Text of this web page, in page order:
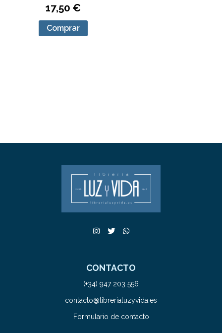
17,50 €
Comprar
CONTACTO
(+34) 947 203 556
contacto@librerialuzyvida.es
Formulario de contacto